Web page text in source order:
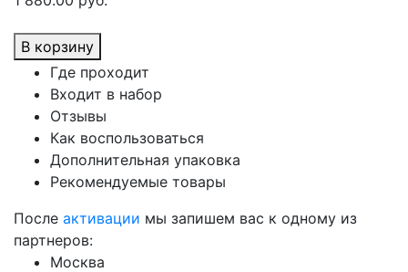
В корзину
Где проходит
Входит в набор
Отзывы
Как воспользоваться
Дополнительная упаковка
Рекомендуемые товары
После активации мы запишем вас к одному из
партнеров:
Москва